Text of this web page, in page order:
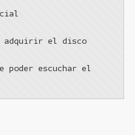
adquirir el disco
poder escuchar el